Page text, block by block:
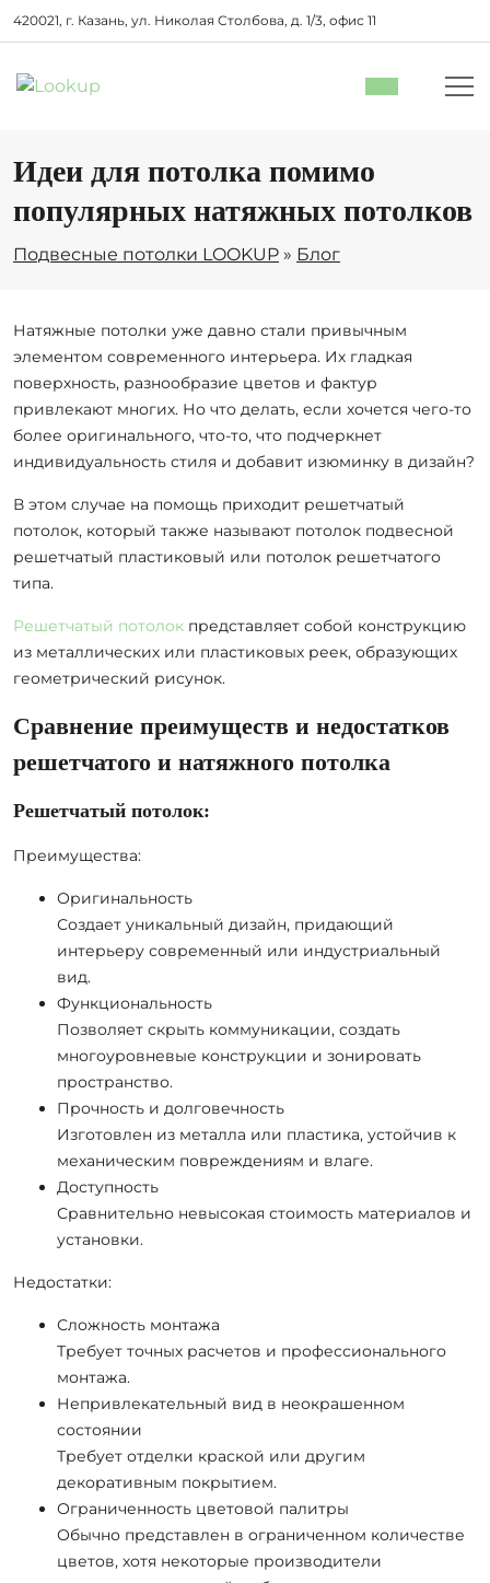
420021, г. Казань, ул. Николая Столбова, д. 1/3, офис 11
Идеи для потолка помимо
популярных натяжных потолков
Подвесные потолки LOOKUP » Блог
Натяжные потолки уже давно стали привычным
элементом современного интерьера. Их гладкая
поверхность, разнообразие цветов и фактур
привлекают многих. Но что делать, если хочется чего-то
более оригинального, что-то, что подчеркнет
индивидуальность стиля и добавит изюминку в дизайн?
В этом случае на помощь приходит решетчатый
потолок, который также называют потолок подвесной
решетчатый пластиковый или потолок решетчатого
типа.
Решетчатый потолок представляет собой конструкцию
из металлических или пластиковых реек, образующих
геометрический рисунок.
Сравнение преимуществ и недостатков
решетчатого и натяжного потолка
Решетчатый потолок:
Преимущества:
Оригинальность
Создает уникальный дизайн, придающий
интерьеру современный или индустриальный
вид.
Функциональность
Позволяет скрыть коммуникации, создать
многоуровневые конструкции и зонировать
пространство.
Прочность и долговечность
Изготовлен из металла или пластика, устойчив к
механическим повреждениям и влаге.
Доступность
Сравнительно невысокая стоимость материалов и
установки.
Недостатки:
Сложность монтажа
Требует точных расчетов и профессионального
монтажа.
Непривлекательный вид в неокрашенном
состоянии
Требует отделки краской или другим
декоративным покрытием.
Ограниченность цветовой палитры
Обычно представлен в ограниченном количестве
цветов, хотя некоторые производители